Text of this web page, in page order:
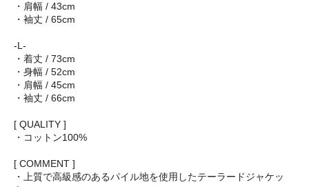
・肩幅 / 43cm
・袖丈 / 65cm
-L-
・着丈 / 73cm
・身幅 / 52cm
・肩幅 / 45cm
・袖丈 / 66cm
[ QUALITY ]
・コットン100%
[ COMMENT ]
・上質で高級感のあるパイル地を使用したテーラードジャケッ